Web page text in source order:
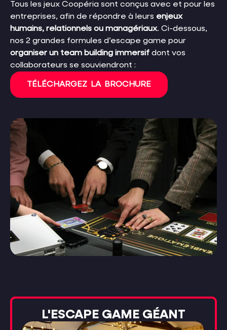
Tous les jeux Coopéria sont conçus avec et pour les
entreprises, afin de répondre à leurs enjeux
humains, relationnels ou managériaux. Ci-dessous,
nos 2 grandes formules d’escape game pour
organiser un team building immersif dont vos
collaborateurs se souviendront :
TÉLÉCHARGEZ LA BROCHURE
L'ESCAPE GAME GÉANT